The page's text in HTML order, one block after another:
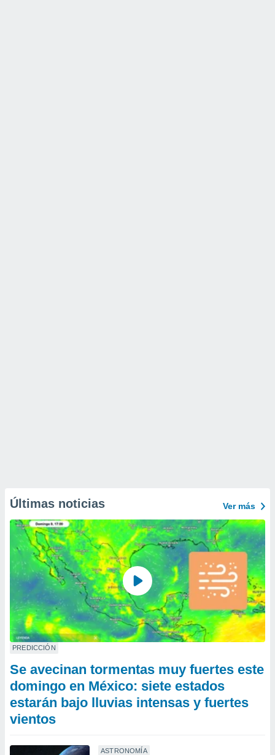
Últimas noticias Ver más
PREDICCIÓN
Se avecinan tormentas muy fuertes este
domingo en México: siete estados
estarán bajo lluvias intensas y fuertes
vientos
ASTRONOMÍA